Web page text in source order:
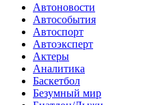
Автоновости
Автособытия
Автоспорт
Автоэксперт
Актеры
Аналитика
Баскетбол
Безумный мир